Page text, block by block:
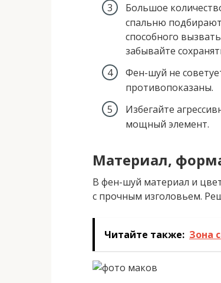
Большое
спальню
способного
забывайте
Фен-шуй не
противопоказаны.
Избегайте
мощный элемент.
Материал,
В фен-шуй материал и
с прочным изголовьем.
Читайте также: Зона